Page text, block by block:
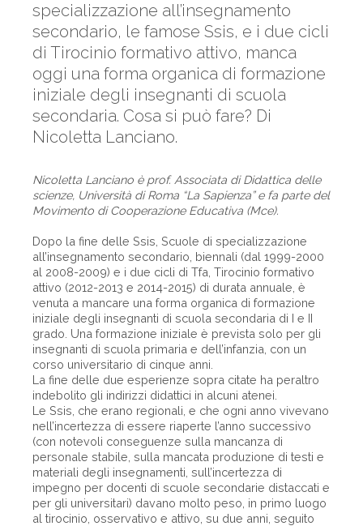
specializzazione all’insegnamento
secondario, le famose Ssis, e i due cicli
di Tirocinio formativo attivo, manca
oggi una forma organica di formazione
iniziale degli insegnanti di scuola
secondaria. Cosa si può fare? Di
Nicoletta Lanciano.
Nicoletta Lanciano è prof. Associata di Didattica delle
scienze, Università di Roma “La Sapienza” e fa parte del
Movimento di Cooperazione Educativa (Mce).
Dopo la fine delle Ssis, Scuole di specializzazione
all’insegnamento secondario, biennali (dal 1999-2000
al 2008-2009) e i due cicli di Tfa, Tirocinio formativo
attivo (2012-2013 e 2014-2015) di durata annuale, è
venuta a mancare una forma organica di formazione
iniziale degli insegnanti di scuola secondaria di I e II
grado. Una formazione iniziale è prevista solo per gli
insegnanti di scuola primaria e dell’infanzia, con un
corso universitario di cinque anni.
La fine delle due esperienze sopra citate ha peraltro
indebolito gli indirizzi didattici in alcuni atenei.
Le Ssis, che erano regionali, e che ogni anno vivevano
nell’incertezza di essere riaperte l’anno successivo
(con notevoli conseguenze sulla mancanza di
personale stabile, sulla mancata produzione di testi e
materiali degli insegnamenti, sull’incertezza di
impegno per docenti di scuole secondarie distaccati e
per gli universitari) davano molto peso, in primo luogo
al tirocinio, osservativo e attivo, su due anni, seguito